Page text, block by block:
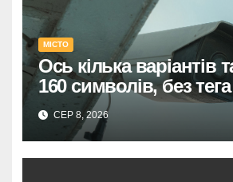
МІСТО
Ось кілька варіантів
160 символів, без тега
Один прямий договір
тисяч у Дніпрі:
відеоспостереження
СЕР 8, 2026